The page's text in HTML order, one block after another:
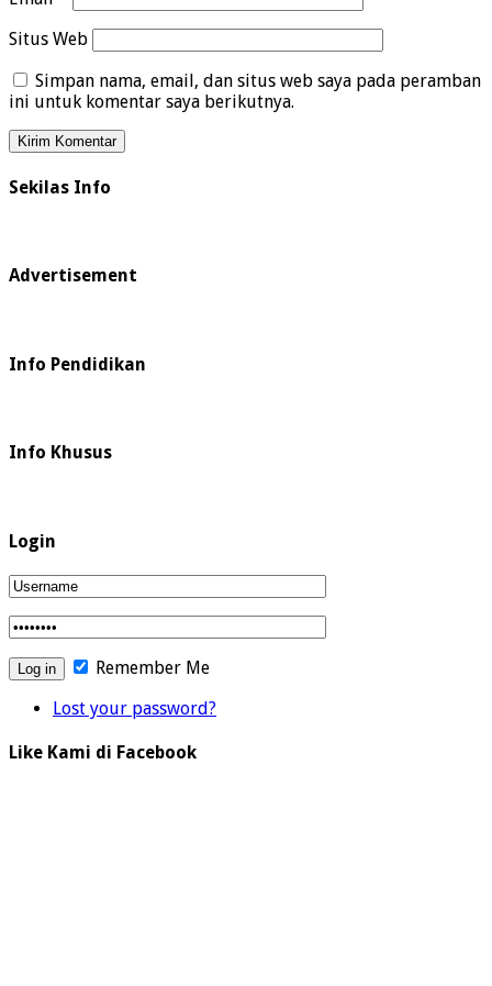
Situs Web
Simpan nama, email, dan situs web saya pada peramban
ini untuk komentar saya berikutnya.
Sekilas Info
Advertisement
Info Pendidikan
Info Khusus
Login
Remember Me
Lost your password?
Like Kami di Facebook